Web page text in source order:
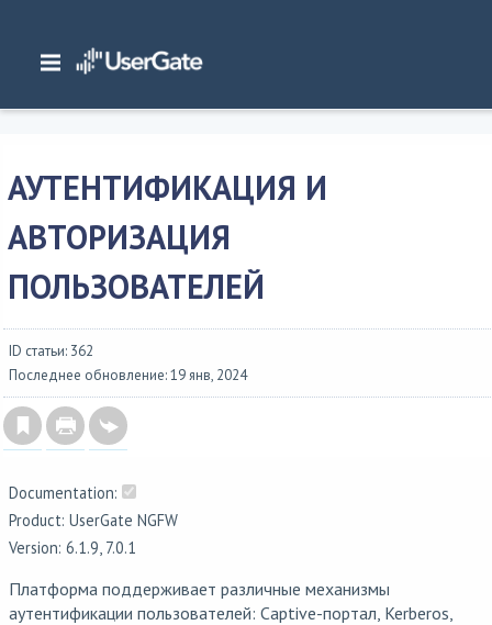
Главная/ Документация/NGFW
Управление трафиком и контроль доступа в интернет
АУТЕНТИФИКАЦИЯ И
АВТОРИЗАЦИЯ
ПОЛЬЗОВАТЕЛЕЙ
ID статьи: 362
Последнее обновление: 19 янв, 2024
Documentation:
Product: UserGate NGFW
Version: 6.1.9, 7.0.1
Платформа поддерживает различные механизмы
аутентификации пользователей: Captive-портал, Kerberos,